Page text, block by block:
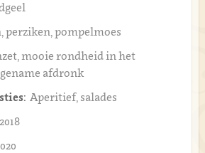
perziken, pompelmoes
mooie rondheid in het
afdronk
Aperitief, salades
2018